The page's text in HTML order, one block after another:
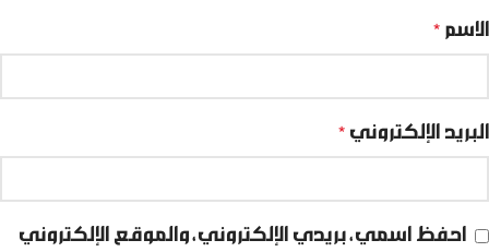
الاسم *
البريد الإلكتروني *
احفظ اسمي، بريدي الإلكتروني، والموقع الإلكتروني